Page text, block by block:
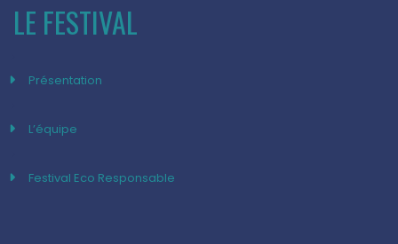
LE FESTIVAL
Présentation
L’équipe
Festival Eco Responsable